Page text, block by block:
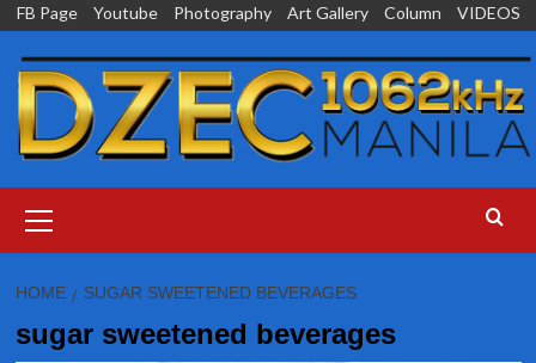
Skip
content
FB Page Youtube Photography Art Gallery Column VIDEOS
Menu
HOME SUGAR SWEETENED BEVERAGES
sugar sweetened beverages